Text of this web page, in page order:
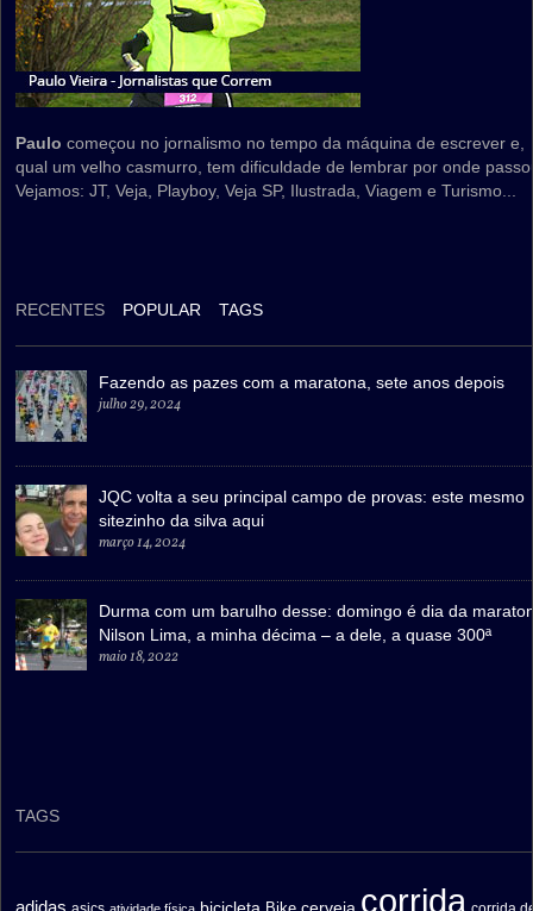
Paulo começou no jornalismo no tempo da máquina de escrever e,
qual um velho casmurro, tem dificuldade de lembrar por onde
Vejamos: JT, Veja, Playboy, Veja SP, Ilustrada, Viagem e Turismo...
RECENTES POPULAR TAGS
Fazendo as pazes com a maratona, sete anos depois
julho 29, 2024
JQC volta a seu principal campo de provas: este mesmo
sitezinho da silva aqui
março 14, 2024
Durma com um barulho desse: domingo é dia da
Nilson Lima, a minha décima – a dele, a quase 300ª
maio 18, 2022
TAGS
adidas corrida